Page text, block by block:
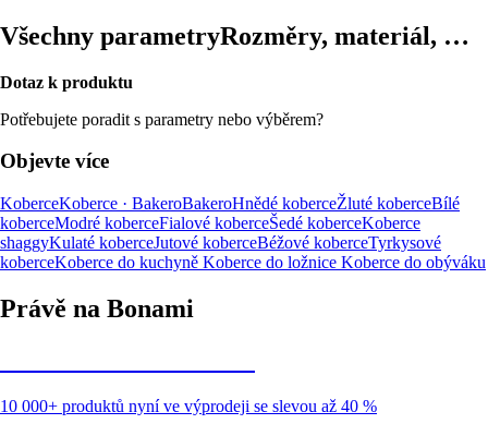
Všechny parametryRozměry, materiál, …
Dotaz k produktu
Potřebujete poradit s parametry nebo výběrem?
Objevte více
KoberceKoberce · BakeroBakeroHnědé koberceŽluté koberceBílé
koberceModré koberceFialové koberceŠedé koberceKoberce
shaggyKulaté koberceJutové koberceBéžové koberceTyrkysové
koberceKoberce do kuchyně Koberce do ložnice Koberce do obýváku
Právě na Bonami
10 000+ produktů nyní ve výprodeji se slevou až 40 %